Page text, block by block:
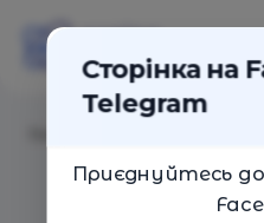
Сторінка на
Telegram
Приєднуйтесь